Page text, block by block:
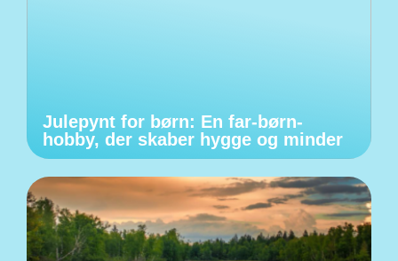
Julepynt for børn: En far-børn-
hobby, der skaber hygge og minder